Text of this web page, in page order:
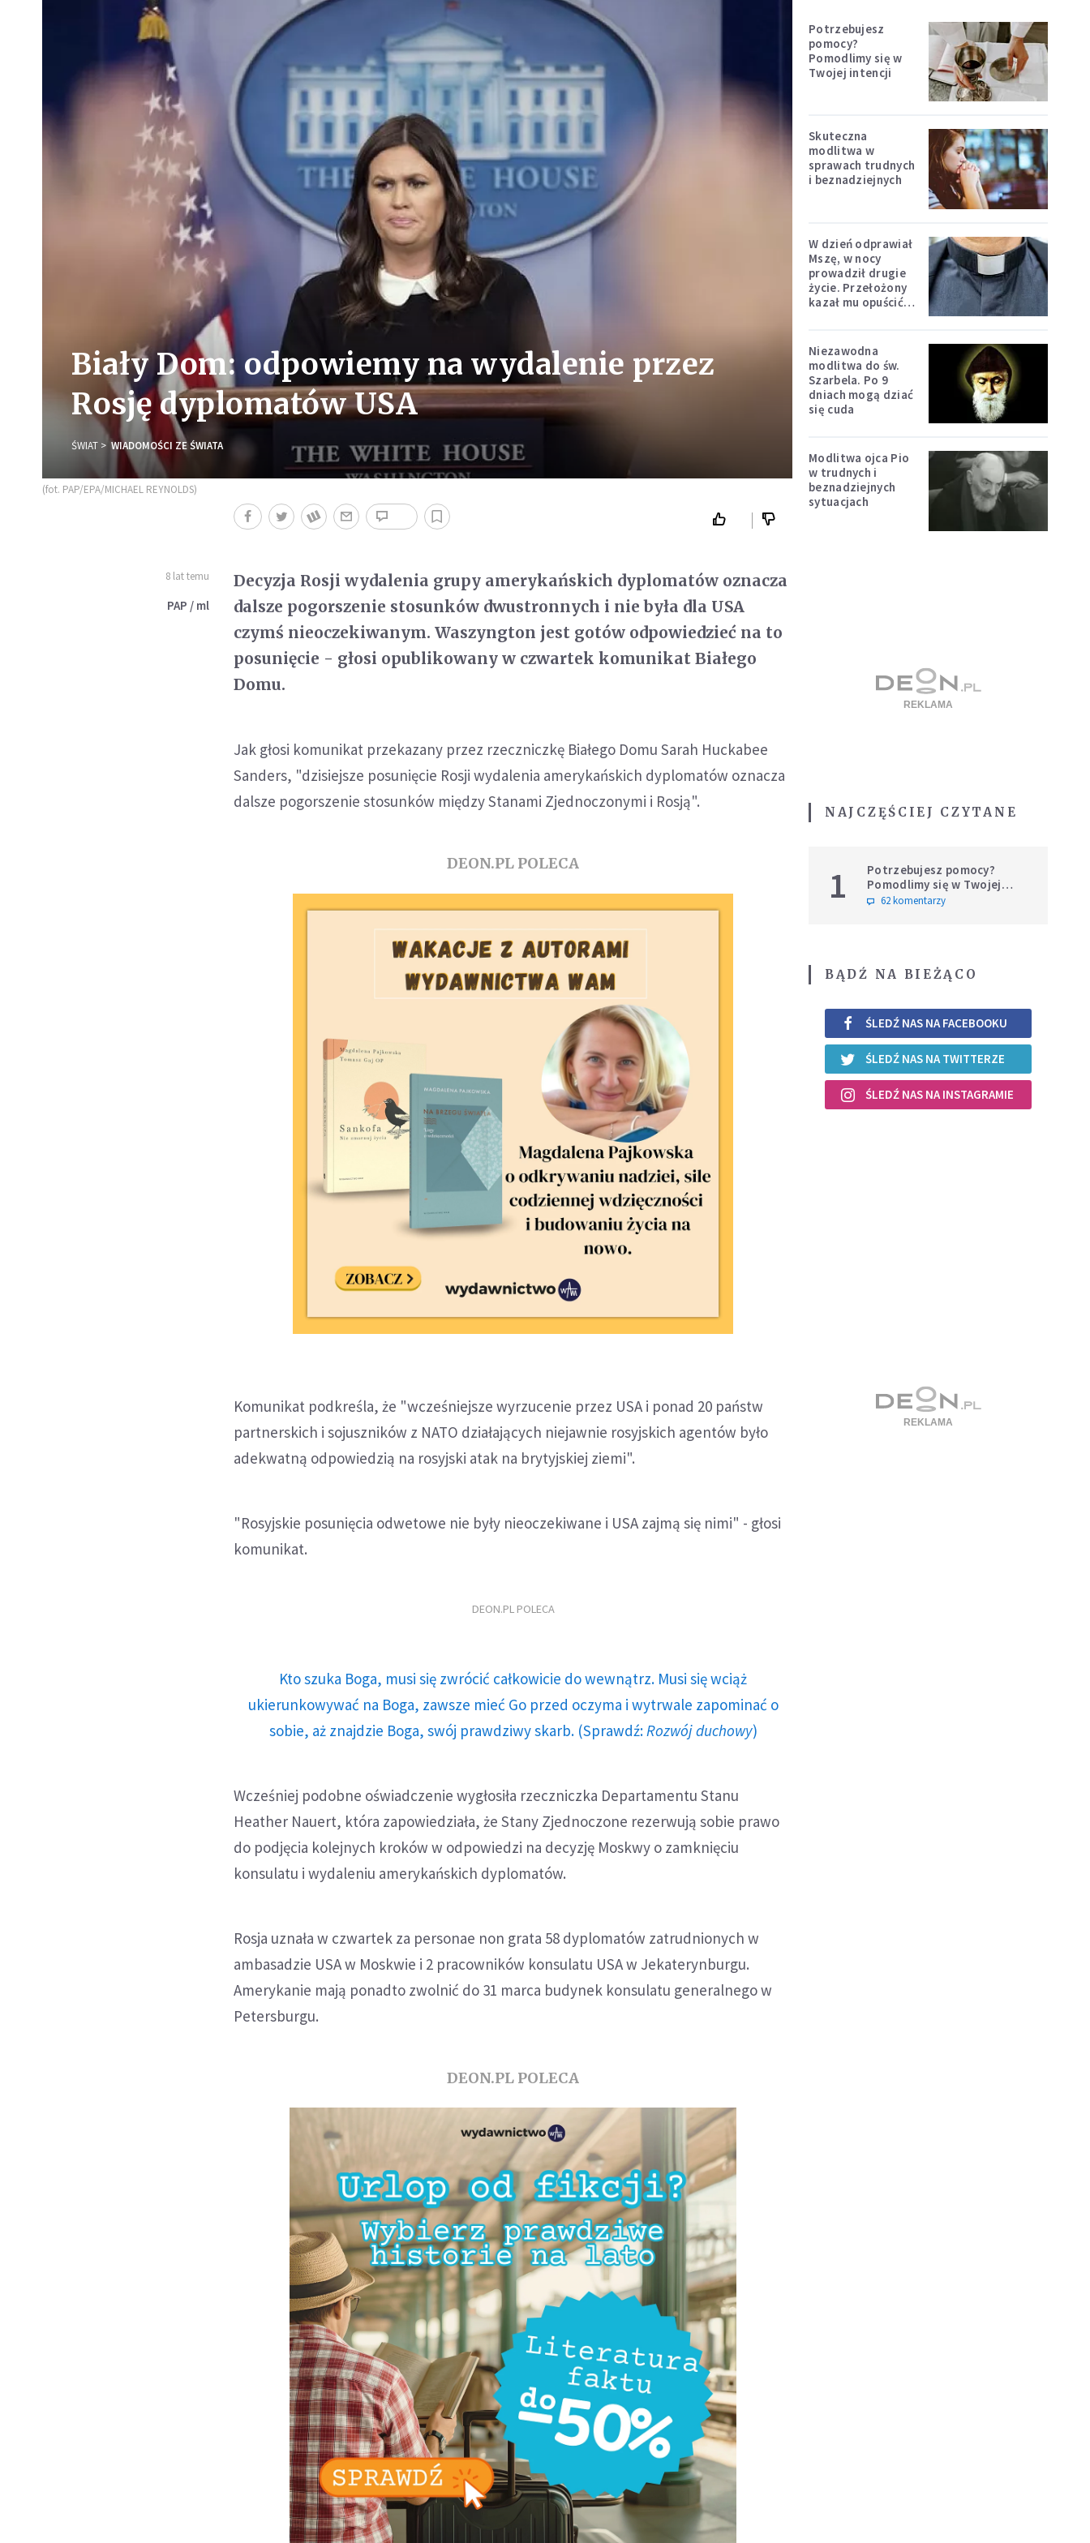
Biały Dom: odpowiemy na wydalenie przez
Rosję dyplomatów USA
ŚWIAT WIADOMOŚCI ZE ŚWIATA
(fot. PAP/EPA/MICHAEL REYNOLDS)
8 lat temu
PAP / ml
Decyzja Rosji wydalenia grupy amerykańskich dyplomatów oznacza
dalsze pogorszenie stosunków dwustronnych i nie była dla USA
czymś nieoczekiwanym. Waszyngton jest gotów odpowiedzieć na to
posunięcie - głosi opublikowany w czwartek komunikat Białego
Domu.
Jak głosi komunikat przekazany przez rzeczniczkę Białego Domu Sarah Huckabee
Sanders, "dzisiejsze posunięcie Rosji wydalenia amerykańskich dyplomatów oznacza
dalsze pogorszenie stosunków między Stanami Zjednoczonymi i Rosją".
DEON.PL POLECA
Komunikat podkreśla, że "wcześniejsze wyrzucenie przez USA i ponad 20 państw
partnerskich i sojuszników z NATO działających niejawnie rosyjskich agentów było
adekwatną odpowiedzią na rosyjski atak na brytyjskiej ziemi".
"Rosyjskie posunięcia odwetowe nie były nieoczekiwane i USA zajmą się nimi" - głosi
komunikat.
DEON.PL POLECA
Kto szuka Boga, musi się zwrócić całkowicie do wewnątrz. Musi się wciąż
ukierunkowywać na Boga, zawsze mieć Go przed oczyma i wytrwale zapominać o
sobie, aż znajdzie Boga, swój prawdziwy skarb. (Sprawdź: Rozwój duchowy)
Wcześniej podobne oświadczenie wygłosiła rzeczniczka Departamentu Stanu
Heather Nauert, która zapowiedziała, że Stany Zjednoczone rezerwują sobie prawo
do podjęcia kolejnych kroków w odpowiedzi na decyzję Moskwy o zamknięciu
konsulatu i wydaleniu amerykańskich dyplomatów.
Rosja uznała w czwartek za personae non grata 58 dyplomatów zatrudnionych w
ambasadzie USA w Moskwie i 2 pracowników konsulatu USA w Jekaterynburgu.
Amerykanie mają ponadto zwolnić do 31 marca budynek konsulatu generalnego w
Petersburgu.
DEON.PL POLECA
Potrzebujesz
pomocy?
Pomodlimy się w
Twojej intencji
Skuteczna
modlitwa w
sprawach trudnych
i beznadziejnych
W dzień odprawiał
Mszę, w nocy
prowadził drugie
życie. Przełożony
kazał mu opuścić
Niezawodna
modlitwa do św.
Szarbela. Po 9
dniach mogą dziać
się cuda
Modlitwa ojca Pio
w trudnych i
beznadziejnych
sytuacjach
NAJCZĘŚCIEJ CZYTANE
1
Potrzebujesz pomocy?
Pomodlimy się w Twojej
intencji
62 komentarzy
BĄDŹ NA BIEŻĄCO
ŚLEDŹ NAS NA FACEBOOKU
ŚLEDŹ NAS NA TWITTERZE
ŚLEDŹ NAS NA INSTAGRAMIE